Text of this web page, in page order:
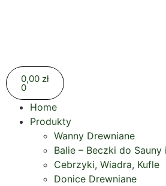
0,00 zł
0
Home
Produkty
Wanny Drewniane
Balie – Beczki do Sauny
Cebrzyki, Wiadra, Kufle
Donice Drewniane